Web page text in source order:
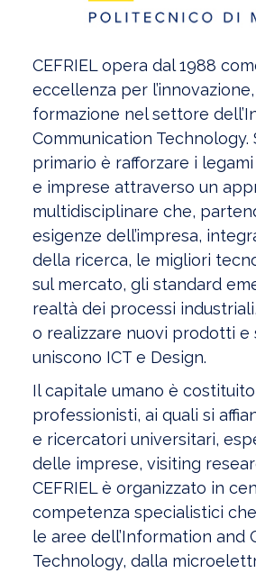
CEFRIEL opera dal 1988
eccellenza per
formazione nel settore
Communication
primario è rafforzare i
e imprese attraverso un
multidisciplinare che,
esigenze dell’impresa,
della ricerca, le migliori
sul mercato, gli standard
realtà dei processi
o realizzare nuovi prodotti e
uniscono ICT e Design.
Il capitale umano è
professionisti, ai quali si
e ricercatori universitari,
delle imprese, visiting
CEFRIEL è organizzato in
competenza specialistici
le aree dell’Information and
Technology, dalla